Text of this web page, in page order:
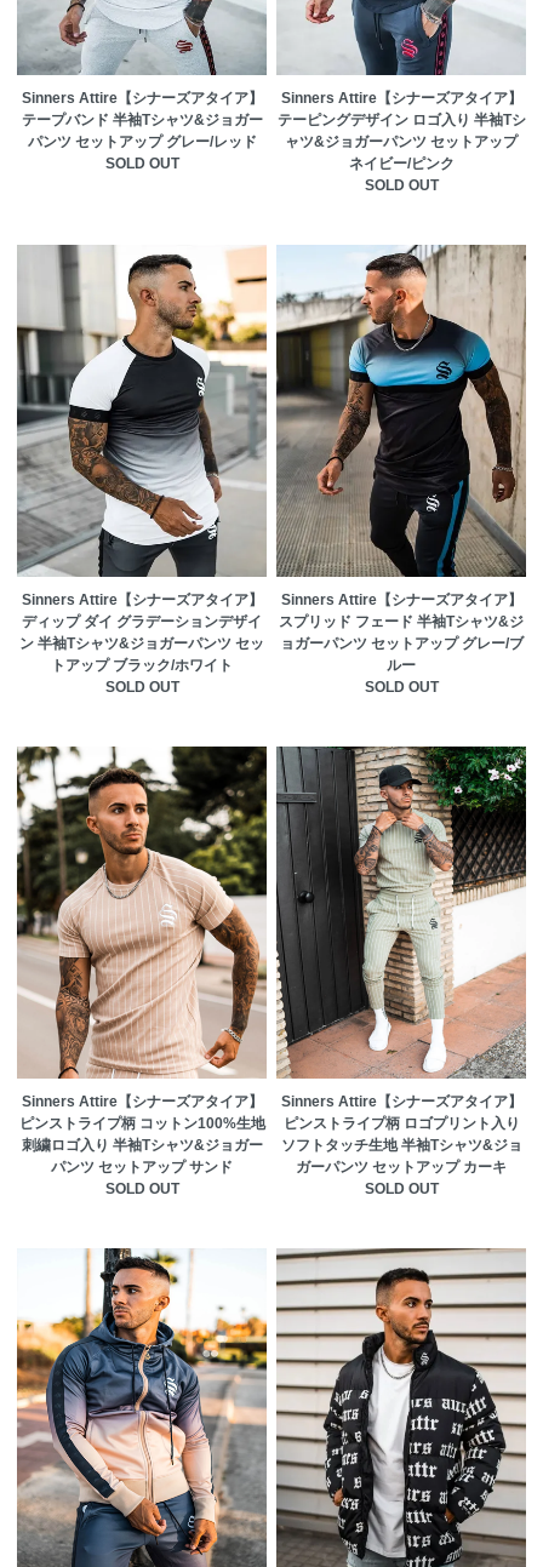
Sinners Attire【シナーズアタイア】
テープバンド 半袖Tシャツ&ジョガー
パンツ セットアップ グレー/レッド
SOLD OUT
Sinners Attire【シナーズアタイア】
テーピングデザイン ロゴ入り 半袖Tシ
ャツ&ジョガーパンツ セットアップ
ネイビー/ピンク
SOLD OUT
Sinners Attire【シナーズアタイア】
ディップ ダイ グラデーションデザイ
ン 半袖Tシャツ&ジョガーパンツ セッ
トアップ ブラック/ホワイト
SOLD OUT
Sinners Attire【シナーズアタイア】
スプリッド フェード 半袖Tシャツ&ジ
ョガーパンツ セットアップ グレー/ブ
ルー
SOLD OUT
Sinners Attire【シナーズアタイア】
ピンストライプ柄 コットン100%生地
刺繍ロゴ入り 半袖Tシャツ&ジョガー
パンツ セットアップ サンド
SOLD OUT
Sinners Attire【シナーズアタイア】
ピンストライプ柄 ロゴプリント入り
ソフトタッチ生地 半袖Tシャツ&ジョ
ガーパンツ セットアップ カーキ
SOLD OUT